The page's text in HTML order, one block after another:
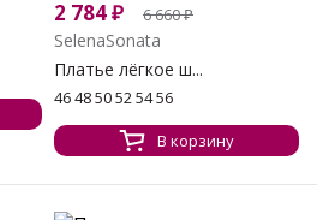
2 784₽ 6 660₽
SelenaSonata
Платье лёгкое ш...
46 48 50 52 54 56
В корзину